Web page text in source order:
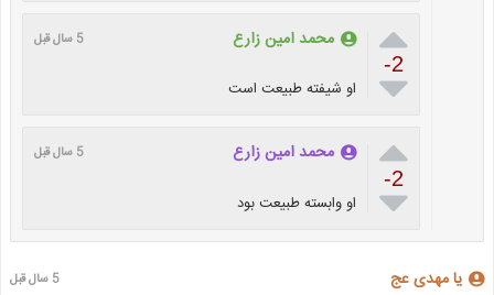

-2

محمد امین زارع 5 سال قبل
او شیفته طبیعت است

-2

محمد امین زارع 5 سال قبل
او وابسته طبیعت بود
یا مهدی عج 5 سال قبل